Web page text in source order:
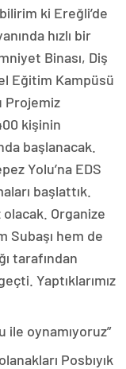
ki Ereğli’de
hızlı bir
Binası, Diş
Eğitim Kampüsü
Projemiz
kişinin
başlanacak.
Yolu’na EDS
başlattık.
olacak. Organize
Subaşı hem de
tarafından
Yaptıklarımız
ile oynamıyoruz”
Posbıyık